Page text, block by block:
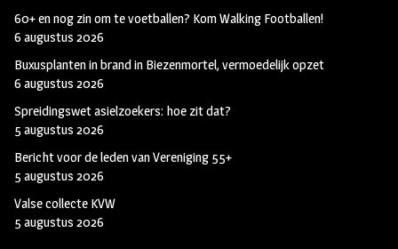
60+ en nog zin om te voetballen? Kom Walking Footballen!
6 augustus 2026
Buxusplanten in brand in Biezenmortel, vermoedelijk opzet
6 augustus 2026
Spreidingswet asielzoekers: hoe zit dat?
5 augustus 2026
Bericht voor de leden van Vereniging 55+
5 augustus 2026
Valse collecte KVW
5 augustus 2026